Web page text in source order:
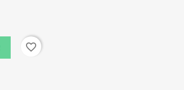
favorite_border